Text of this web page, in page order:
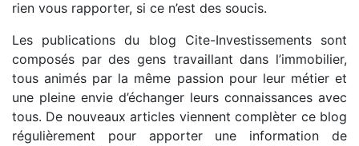
rien vous rapporter, si ce n’est des soucis.
Les publications du blog Cite-Investissements sont
composés par des gens travaillant dans l’immobilier,
tous animés par la même passion pour leur métier et
une pleine envie d’échanger leurs connaissances avec
tous. De nouveaux articles viennent complèter ce blog
régulièrement pour apporter une information de